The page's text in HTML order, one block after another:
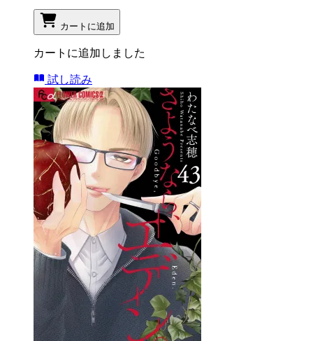
カートに追加
カートに追加しました
試し読み